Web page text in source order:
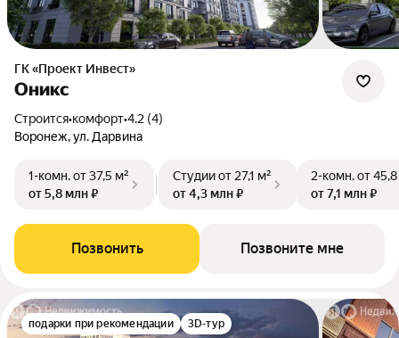
ГК «Проект Инвест»
Оникс
Строится•комфорт•4.2 (4)
Воронеж, ул. Дарвина
1-комн.от 37,5 м²
от 5,8 млн ₽
Студииот 27,1 м²
от 4,3 млн ₽
2-комн.от
от 7,1 млн ₽
Позвонить Позвоните мне
подарки при рекомендации 3D-тур